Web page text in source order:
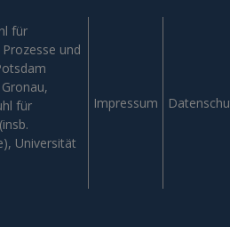
für
und
für
Universität
Impressum